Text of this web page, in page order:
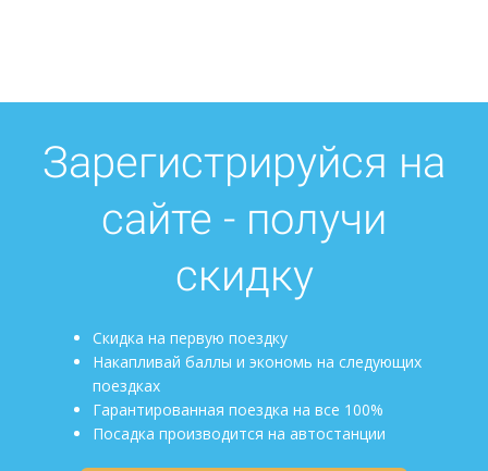
Зарегистрируйся на
сайте - получи
скидку
Скидка на первую поездку
Накапливай баллы и экономь на следующих
поездках
Гарантированная поездка на все 100%
Посадка производится на автостанции